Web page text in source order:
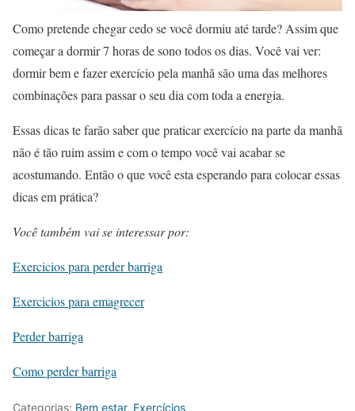
Como pretende chegar cedo se você dormiu até tarde? Assim que
começar a dormir 7 horas de sono todos os dias. Você vai ver:
dormir bem e fazer exercício pela manhã são uma das melhores
combinações para passar o seu dia com toda a energia.
Essas dicas te farão saber que praticar exercício na parte da manhã
não é tão ruim assim e com o tempo você vai acabar se
acostumando. Então o que você esta esperando para colocar essas
dicas em prática?
Você também vai se interessar por:
Exercicios para perder barriga
Exercicios para emagrecer
Perder barriga
Como perder barriga
Categorias: Bem estar, Exercícios